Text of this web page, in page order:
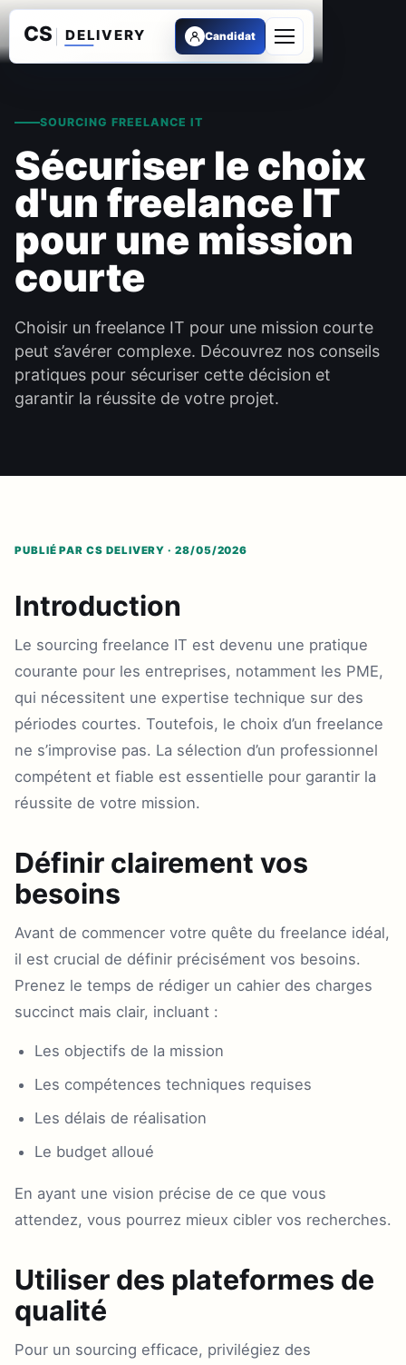
Candidat
Ouvrir le menu
SOURCING FREELANCE IT
Sécuriser le choix
d'un freelance IT
pour une mission
courte
Choisir un freelance IT pour une mission courte
peut s’avérer complexe. Découvrez nos conseils
pratiques pour sécuriser cette décision et
garantir la réussite de votre projet.
PUBLIÉ PAR CS DELIVERY · 28/05/2026
Introduction
Le sourcing freelance IT est devenu une pratique
courante pour les entreprises, notamment les PME,
qui nécessitent une expertise technique sur des
périodes courtes. Toutefois, le choix d’un freelance
ne s’improvise pas. La sélection d’un professionnel
compétent et fiable est essentielle pour garantir la
réussite de votre mission.
Définir clairement vos
besoins
Avant de commencer votre quête du freelance idéal,
il est crucial de définir précisément vos besoins.
Prenez le temps de rédiger un cahier des charges
succinct mais clair, incluant :
Les objectifs de la mission
Les compétences techniques requises
Les délais de réalisation
Le budget alloué
En ayant une vision précise de ce que vous
attendez, vous pourrez mieux cibler vos recherches.
Utiliser des plateformes de
qualité
Pour un sourcing efficace, privilégiez des